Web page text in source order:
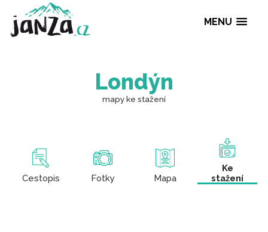
MENU
Londýn
Cestopis Fotky Mapa
Ke
stažení